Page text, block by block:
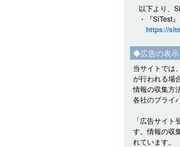
以下より、
・『SiTest
https://
◆広告の表示
当サイトでは
が行われる場
情報の収集方
各社のプライ
「広告サイ
す。情報の収
れています。